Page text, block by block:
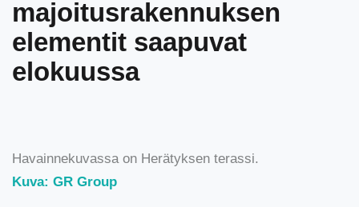
majoitusrakennuksen
elementit saapuvat
elokuussa
Havainnekuvassa on Herätyksen terassi.
Kuva: GR Group